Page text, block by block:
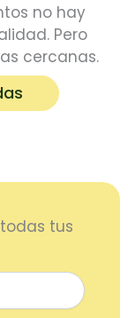
no hay
Pero
cercanas.
tus